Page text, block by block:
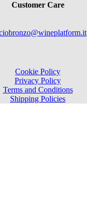
Customer Care
Cookie Policy
Privacy Policy
Terms and Conditions
Shipping Policies